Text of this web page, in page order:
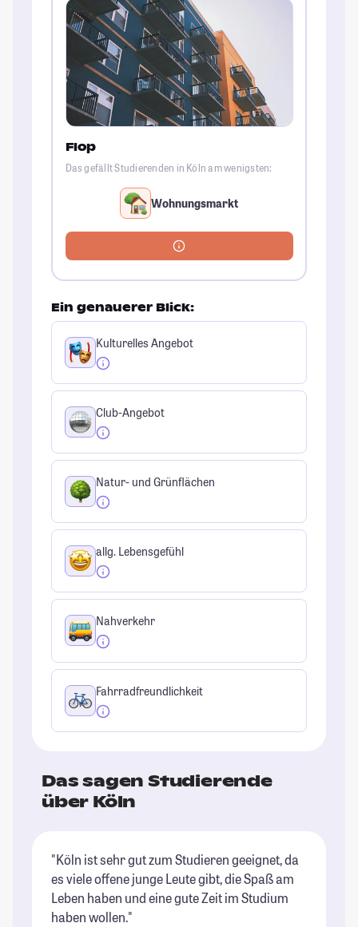
Flop
Das gefällt Studierenden in Köln am wenigsten:
Wohnungsmarkt
Ein genauerer Blick:
Kulturelles Angebot
Club-Angebot
Natur- und Grünflächen
allg. Lebensgefühl
Nahverkehr
Fahrradfreundlichkeit
Das sagen Studierende
über Köln
"Köln ist sehr gut zum Studieren geeignet, da
es viele offene junge Leute gibt, die Spaß am
Leben haben und eine gute Zeit im Studium
haben wollen."